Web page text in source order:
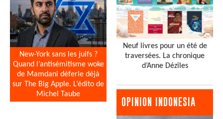
New-York sans les juifs ?
Quand l’antisémitisme woke
de Mamdani déferle déjà
sur The Big Apple. L’édito de
Michel Taube
Neuf livres pour un été de
traversées. La chronique
d’Anne Dézîles
OPINION INDONESIA